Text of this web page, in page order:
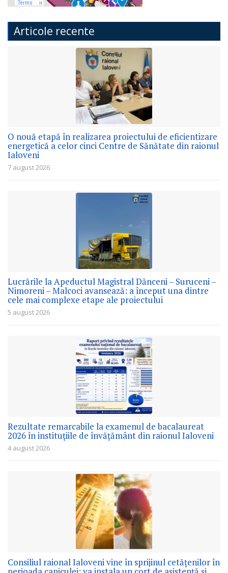
Articole recente
O nouă etapă în realizarea proiectului de eficientizare
energetică a celor cinci Centre de Sănătate din raionul
Ialoveni
7 august 2026
Lucrările la Apeductul Magistral Dănceni – Suruceni –
Nimoreni – Malcoci avansează: a început una dintre
cele mai complexe etape ale proiectului
5 august 2026
Rezultate remarcabile la examenul de bacalaureat
2026 în instituțiile de învățământ din raionul Ialoveni
4 august 2026
Consiliul raional Ialoveni vine în sprijinul cetățenilor în